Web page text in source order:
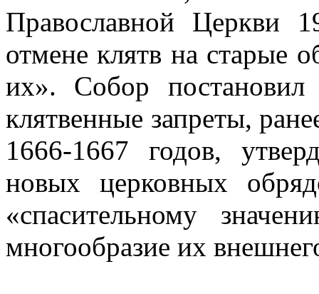
Православной Церкви
отмене клятв на старые
их». Собор
клятвенные запреты,
1666-1667 годов,
новых церковных
«спасительному
многообразие их